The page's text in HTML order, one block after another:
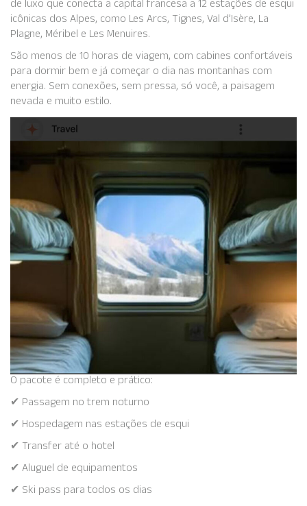
de luxo que conecta a capital francesa a 12 estações de esqui
icônicas dos Alpes, como Les Arcs, Tignes, Val d’Isère, La
Plagne, Méribel e Les Menuires.
São menos de 10 horas de viagem, com cabines confortáveis
para dormir bem e já começar o dia nas montanhas com
energia. Sem conexões, sem pressa, só você, a paisagem
nevada e muito estilo.
O pacote é completo e prático:
✔ Passagem no trem noturno
✔ Hospedagem nas estações de esqui
✔ Transfer até o hotel
✔ Aluguel de equipamentos
✔ Ski pass para todos os dias